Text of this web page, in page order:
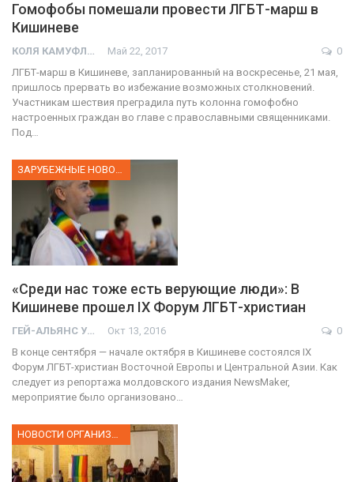
Гомофобы помешали провести ЛГБТ-марш в
Кишиневе
КОЛЯ КАМУФЛЯЖ Май 22, 2017
0
ЛГБТ-марш в Кишиневе, запланированный на воскресенье, 21 мая,
пришлось прервать во избежание возможных столкновений.
Участникам шествия преградила путь колонна гомофобно
настроенных граждан во главе с православными священниками.
Под…
ЗАРУБЕЖНЫЕ НОВОСТИ
«Среди нас тоже есть верующие люди»: В
Кишиневе прошел IX Форум ЛГБТ-христиан
ГЕЙ-АЛЬЯНС УКРАИНА Окт 13, 2016
0
В конце сентября — начале октября в Кишиневе состоялся IX
Форум ЛГБТ-христиан Восточной Европы и Центральной Азии. Как
следует из репортажа молдовского издания NewsMaker,
мероприятие было организовано…
НОВОСТИ ОРГАНИЗАЦИИ